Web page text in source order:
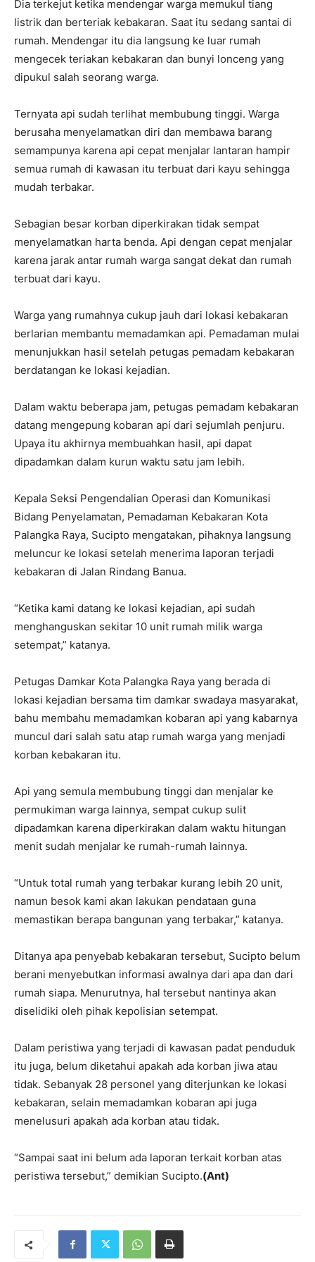
Dia terkejut ketika mendengar warga memukul tiang
listrik dan berteriak kebakaran. Saat itu sedang santai di
rumah. Mendengar itu dia langsung ke luar rumah
mengecek teriakan kebakaran dan bunyi lonceng yang
dipukul salah seorang warga.
Ternyata api sudah terlihat membubung tinggi. Warga
berusaha menyelamatkan diri dan membawa barang
semampunya karena api cepat menjalar lantaran hampir
semua rumah di kawasan itu terbuat dari kayu sehingga
mudah terbakar.
Sebagian besar korban diperkirakan tidak sempat
menyelamatkan harta benda. Api dengan cepat menjalar
karena jarak antar rumah warga sangat dekat dan rumah
terbuat dari kayu.
Warga yang rumahnya cukup jauh dari lokasi kebakaran
berlarian membantu memadamkan api. Pemadaman mulai
menunjukkan hasil setelah petugas pemadam kebakaran
berdatangan ke lokasi kejadian.
Dalam waktu beberapa jam, petugas pemadam kebakaran
datang mengepung kobaran api dari sejumlah penjuru.
Upaya itu akhirnya membuahkan hasil, api dapat
dipadamkan dalam kurun waktu satu jam lebih.
Kepala Seksi Pengendalian Operasi dan Komunikasi
Bidang Penyelamatan, Pemadaman Kebakaran Kota
Palangka Raya, Sucipto mengatakan, pihaknya langsung
meluncur ke lokasi setelah menerima laporan terjadi
kebakaran di Jalan Rindang Banua.
“Ketika kami datang ke lokasi kejadian, api sudah
menghanguskan sekitar 10 unit rumah milik warga
setempat,” katanya.
Petugas Damkar Kota Palangka Raya yang berada di
lokasi kejadian bersama tim damkar swadaya masyarakat,
bahu membahu memadamkan kobaran api yang kabarnya
muncul dari salah satu atap rumah warga yang menjadi
korban kebakaran itu.
Api yang semula membubung tinggi dan menjalar ke
permukiman warga lainnya, sempat cukup sulit
dipadamkan karena diperkirakan dalam waktu hitungan
menit sudah menjalar ke rumah-rumah lainnya.
“Untuk total rumah yang terbakar kurang lebih 20 unit,
namun besok kami akan lakukan pendataan guna
memastikan berapa bangunan yang terbakar,” katanya.
Ditanya apa penyebab kebakaran tersebut, Sucipto belum
berani menyebutkan informasi awalnya dari apa dan dari
rumah siapa. Menurutnya, hal tersebut nantinya akan
diselidiki oleh pihak kepolisian setempat.
Dalam peristiwa yang terjadi di kawasan padat penduduk
itu juga, belum diketahui apakah ada korban jiwa atau
tidak. Sebanyak 28 personel yang diterjunkan ke lokasi
kebakaran, selain memadamkan kobaran api juga
menelusuri apakah ada korban atau tidak.
“Sampai saat ini belum ada laporan terkait korban atas
peristiwa tersebut,” demikian Sucipto.(Ant)